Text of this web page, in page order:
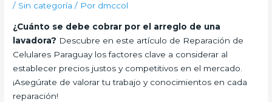
/ Sin categoría / Por dmccol
¿Cuánto se debe cobrar por el arreglo de una
lavadora? Descubre en este artículo de Reparación de
Celulares Paraguay los factores clave a considerar al
establecer precios justos y competitivos en el mercado.
¡Asegúrate de valorar tu trabajo y conocimientos en cada
reparación!